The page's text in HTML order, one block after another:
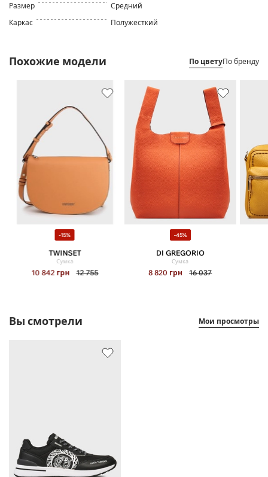
Размер
Средний
Каркас
Полужесткий
Похожие модели По цветуПо бренду
-15%
TWINSET
Сумка
10 842 грн 12 755
-45%
DI GREGORIO
Сумка
8 820 грн 16 037
Вы смотрели Мои просмотры